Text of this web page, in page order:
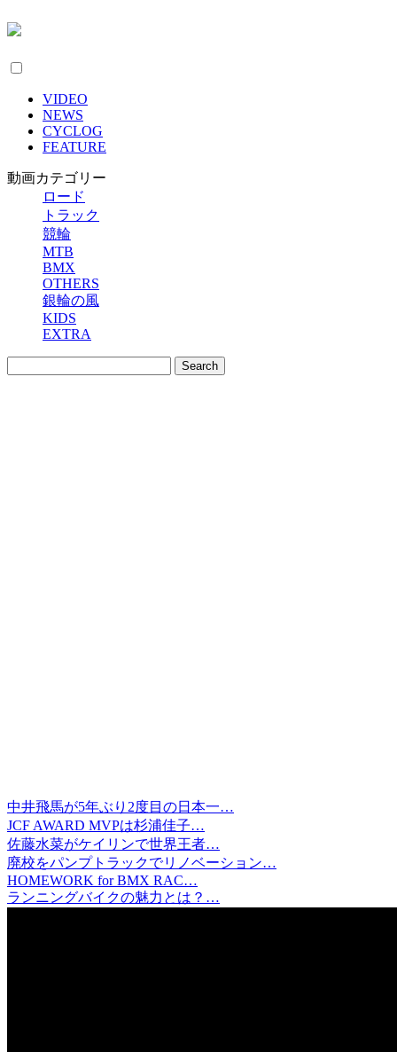
VIDEO
NEWS
CYCLOG
FEATURE
動画カテゴリー
ロード
トラック
競輪
MTB
BMX
OTHERS
銀輪の風
KIDS
EXTRA
中井飛馬が5年ぶり2度目の日本一…
JCF AWARD MVPは杉浦佳子…
佐藤水菜がケイリンで世界王者…
廃校をパンプトラックでリノベーション…
HOMEWORK for BMX RAC…
ランニングバイクの魅力とは？…